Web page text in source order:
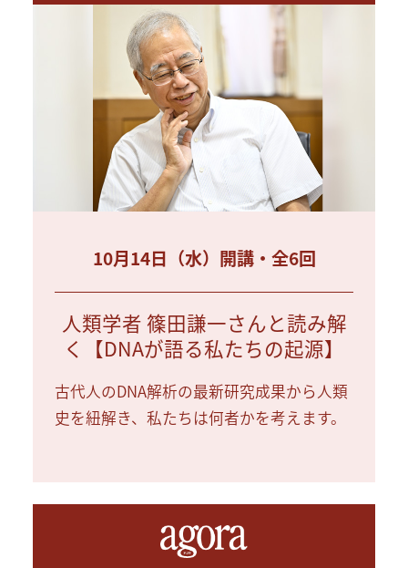
10月14日（水）開講・全6回
人類学者 篠田謙一さんと読み解
く【DNAが語る私たちの起源】
古代人のDNA解析の最新研究成果から人類
史を紐解き、私たちは何者かを考えます。